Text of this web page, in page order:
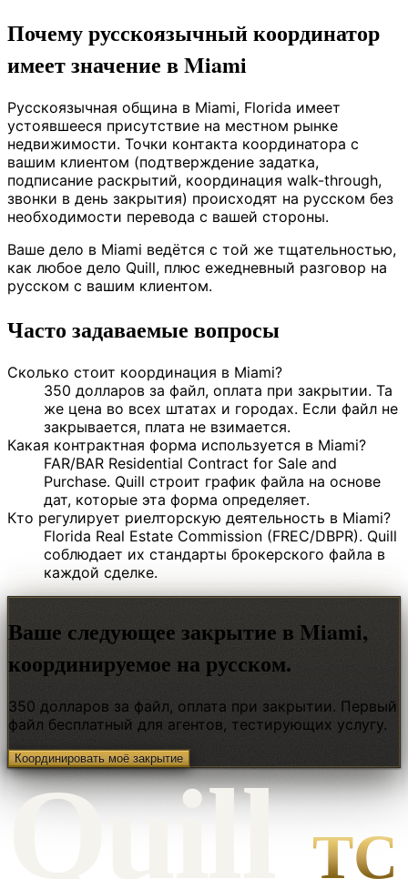
Почему русскоязычный координатор
имеет значение в Miami
Русскоязычная община в Miami, Florida имеет
устоявшееся присутствие на местном рынке
недвижимости. Точки контакта координатора с
вашим клиентом (подтверждение задатка,
подписание раскрытий, координация walk-through,
звонки в день закрытия) происходят на русском без
необходимости перевода с вашей стороны.
Ваше дело в Miami ведётся с той же тщательностью,
как любое дело Quill, плюс ежедневный разговор на
русском с вашим клиентом.
Часто задаваемые вопросы
Сколько стоит координация в Miami?
350 долларов за файл, оплата при закрытии. Та
же цена во всех штатах и городах. Если файл не
закрывается, плата не взимается.
Какая контрактная форма используется в Miami?
FAR/BAR Residential Contract for Sale and
Purchase. Quill строит график файла на основе
дат, которые эта форма определяет.
Кто регулирует риелторскую деятельность в Miami?
Florida Real Estate Commission (FREC/DBPR). Quill
соблюдает их стандарты брокерского файла в
каждой сделке.
Ваше следующее закрытие в Miami,
координируемое на русском.
350 долларов за файл, оплата при закрытии. Первый
файл бесплатный для агентов, тестирующих услугу.
Координировать моё закрытие
Quill TC